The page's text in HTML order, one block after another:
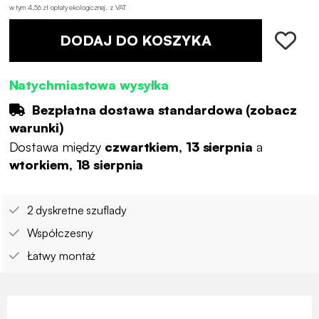
w tym 4,56 zł opłaty ekologicznej z VAT
DODAJ DO KOSZYKA
Natychmiastowa wysyłka
Bezpłatna dostawa standardowa (zobacz
warunki)
Dostawa między czwartkiem, 13 sierpnia a
wtorkiem, 18 sierpnia
2 dyskretne szuflady
Współczesny
Łatwy montaż